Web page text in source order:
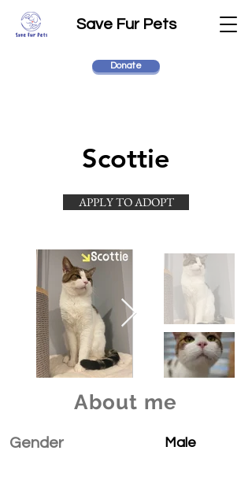
Save Fur Pets
Donate
Scottie
APPLY TO ADOPT
About me
Gender Male